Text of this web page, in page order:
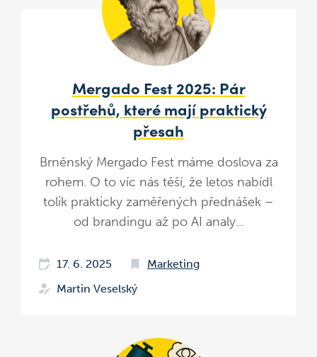
Mergado Fest 2025: Pár
postřehů, které mají praktický
přesah
Brněnský Mergado Fest máme doslova za
rohem. O to víc nás těší, že letos nabídl
tolik prakticky zaměřených přednášek –
od brandingu až po AI analy...
17. 6. 2025
Marketing
Martin Veselský